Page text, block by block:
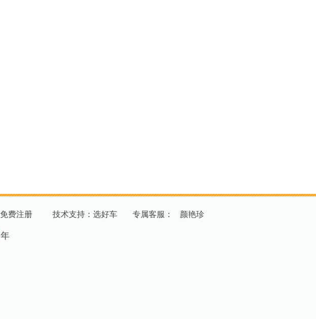
免费注册 技术支持：选好车 专属客服 ： 颜艳珍
年